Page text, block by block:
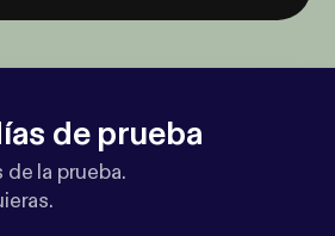
de prueba
la prueba.